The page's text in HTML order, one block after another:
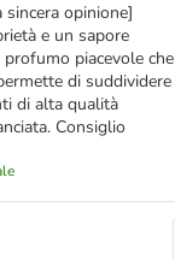
opinione]
e un sapore
piacevole che
di suddividere
di alta qualità
Consiglio